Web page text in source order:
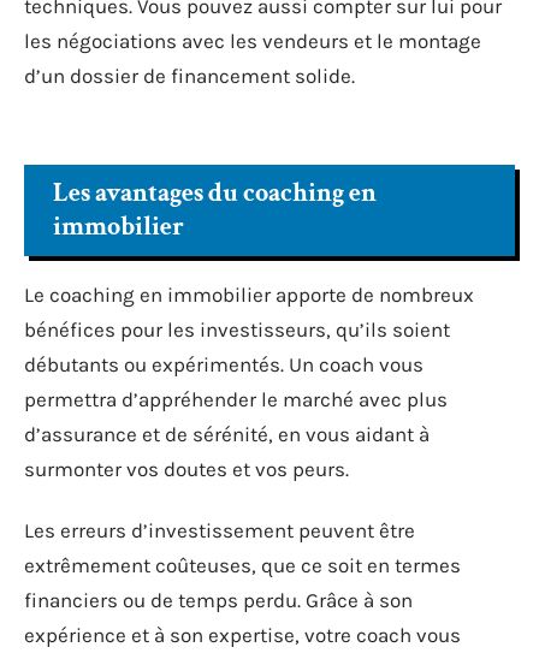
techniques. Vous pouvez aussi compter sur lui pour
les négociations avec les vendeurs et le montage
d’un dossier de financement solide.
Les avantages du coaching en
immobilier
Le coaching en immobilier apporte de nombreux
bénéfices pour les investisseurs, qu’ils soient
débutants ou expérimentés. Un coach vous
permettra d’appréhender le marché avec plus
d’assurance et de sérénité, en vous aidant à
surmonter vos doutes et vos peurs.
Les erreurs d’investissement peuvent être
extrêmement coûteuses, que ce soit en termes
financiers ou de temps perdu. Grâce à son
expérience et à son expertise, votre coach vous